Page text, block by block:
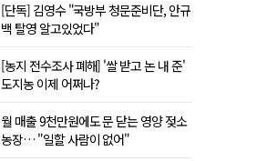
[단독] 김영수 "국방부 청문준비단, 안규
백 탈영 알고있었다"
[농지 전수조사 폐해] '쌀 받고 논 내 준'
도지농 이제 어쩌나?
월 매출 9천만원에도 문 닫는 영양 젖소
농장… "일할 사람이 없어"